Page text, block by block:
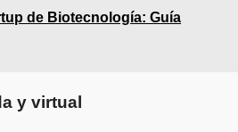
de Biotecnología: Guía
y virtual